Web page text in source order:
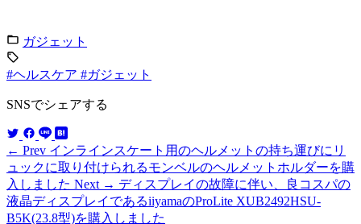
ガジェット
#ヘルスケア #ガジェット
SNSでシェアする
← Prev インラインスケート用のヘルメットの持ち運びにリ
ュックに取り付けられるモンベルのヘルメットホルダーを購
入しました Next → ディスプレイの故障に伴い、良コスパの
液晶ディスプレイであるiiyamaのProLite XUB2492HSU-
B5K(23.8型)を購入しました